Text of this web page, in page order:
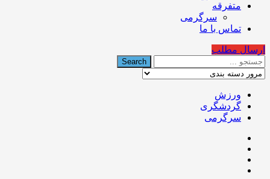
متفرقه
سرگرمی
تماس با ما
ارسال مطلب
ورزش
گردشگری
سرگرمی